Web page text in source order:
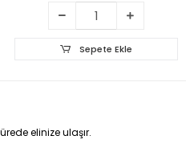
Sepete Ekle
elinize ulaşır.